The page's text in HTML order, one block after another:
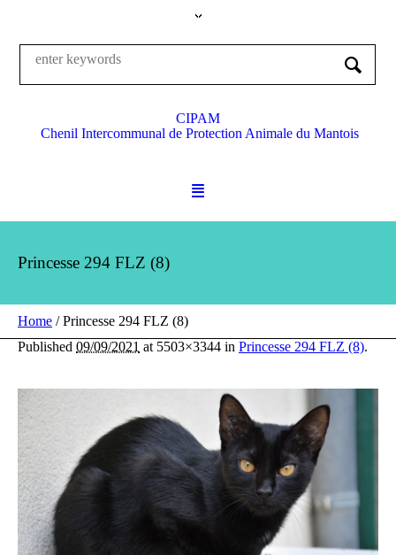
CIPAM
Chenil Intercommunal de Protection Animale du Mantois
Princesse 294 FLZ (8)
Home /Princesse 294 FLZ (8)
Published 09/09/2021 at 5503×3344 in Princesse 294 FLZ (8).